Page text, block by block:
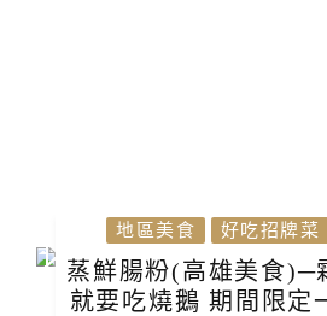
地區美食 好吃招牌菜
蒸鮮腸粉(高雄美食)─
就要吃燒鵝 期間限定